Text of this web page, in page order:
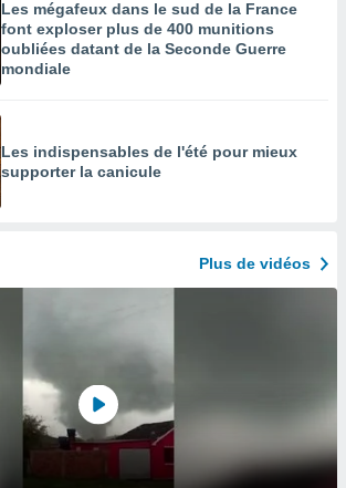
Les mégafeux dans le sud de la France
font exploser plus de 400 munitions
oubliées datant de la Seconde Guerre
mondiale
Les indispensables de l'été pour mieux
supporter la canicule
Plus de vidéos